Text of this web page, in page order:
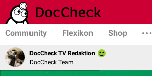
Community Flexikon Shop
DocCheck TV Redaktion
DocCheck Team